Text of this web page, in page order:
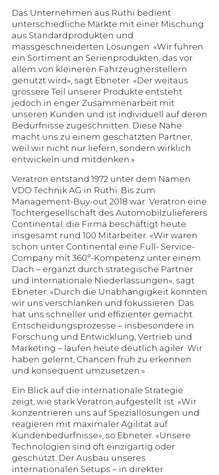
Das Unternehmen aus Rüthi bedient
unterschiedliche Märkte mit einer Mischung
aus Standardprodukten und
massgeschneiderten Lösungen. «Wir führen
ein Sortiment an Serienprodukten, das vor
allem von kleineren Fahrzeugherstellern
genutzt wird», sagt Ebneter. «Der weitaus
grössere Teil unserer Produkte entsteht
jedoch in enger Zusammenarbeit mit
unseren Kunden und ist individuell auf deren
Bedürfnisse zugeschnitten. Diese Nähe
macht uns zu einem geschätzten Partner,
weil wir nicht nur liefern, sondern wirklich
entwickeln und mitdenken.»
Veratron entstand 1972 unter dem Namen
VDO Technik AG in Rüthi. Bis zum
Management-Buy-out 2018 war Veratron eine
Tochtergesellschaft des Automobilzulieferers
Continental; die Firma beschäftigt heute
insgesamt rund 100 Mitarbeiter. «Wir waren
schon unter Continental eine Full- Service-
Company mit 360°-Kompetenz unter einem
Dach – ergänzt durch strategische Partner
und internationale Niederlassungen», sagt
Ebneter. «Durch die Unabhängigkeit konnten
wir uns verschlanken und fokussieren. Das
hat uns schneller und effizienter gemacht.
Entscheidungsprozesse – insbesondere in
Forschung und Entwicklung, Vertrieb und
Marketing – laufen heute deutlich agiler. Wir
haben gelernt, Chancen früh zu erkennen
und konsequent umzusetzen.»
Ein Blick auf die internationale Strategie
zeigt, wie stark Veratron aufgestellt ist. «Wir
konzentrieren uns auf Speziallösungen und
reagieren mit maximaler Agilität auf
Kundenbedürfnisse», so Ebneter. «Unsere
Technologien sind oft einzigartig oder
geschützt. Der Ausbau unseres
internationalen Setups – in direkter